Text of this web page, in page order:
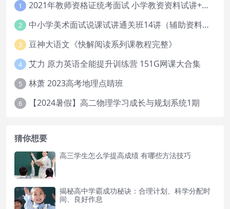
1 2021年教师资格证统考面试 小学教资资料试讲+答辩
2 中小学美术面试说课试讲通关班14讲（辅助资料第一套）
3 豆神大语文《快解阅读系列课教程完整》
4 艾力 原力英语全能提升训练营 151G网课大合集
5 林萧 2023高考地理点睛班
6 【2024暑假】高二物理学习成长与规划系统1期
猜你想要
高三学生怎么学提高成绩 有哪些方法技巧
揭秘高中学霸成功秘诀：合理计划、科学分配时
间、良好作息